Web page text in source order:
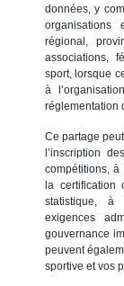
données, y
régional,
associations,
sport, lorsque
à
réglementation
Ce partage
l’inscription
compétitions,
la certification
statistique, à
exigences
gouvernance
peuvent
sportive et vos